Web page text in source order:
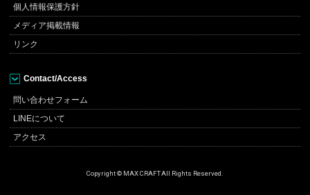
個人情報保護方針
メディア掲載情報
リンク
Contact/Access
問い合わせフォーム
LINEについて
アクセス
Copyright © MAX CRAFT All Rights Reserved.